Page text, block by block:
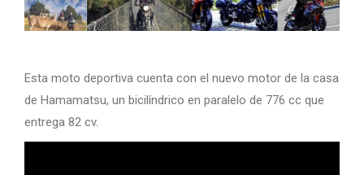
Esta moto deportiva cuenta con el nuevo motor de la casa
de Hamamatsu, un bicilíndrico en paralelo de 776 cc que
entrega 82 cv.